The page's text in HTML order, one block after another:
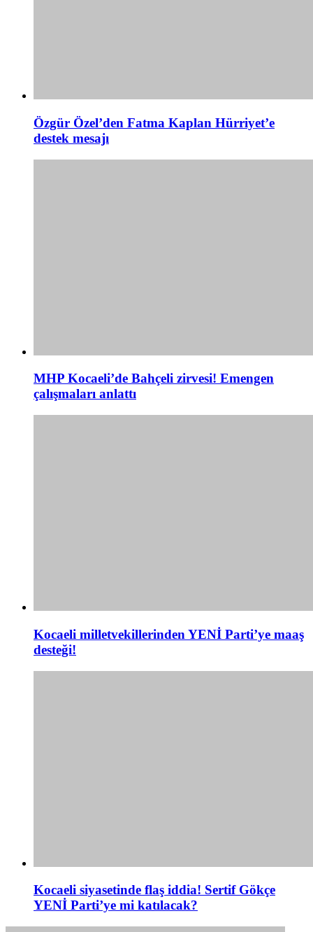
Özgür Özel’den Fatma Kaplan Hürriyet’e
destek mesajı
MHP Kocaeli’de Bahçeli zirvesi! Emengen
çalışmaları anlattı
Kocaeli milletvekillerinden YENİ Parti’ye maaş
desteği!
Kocaeli siyasetinde flaş iddia! Sertif Gökçe
YENİ Parti’ye mi katılacak?